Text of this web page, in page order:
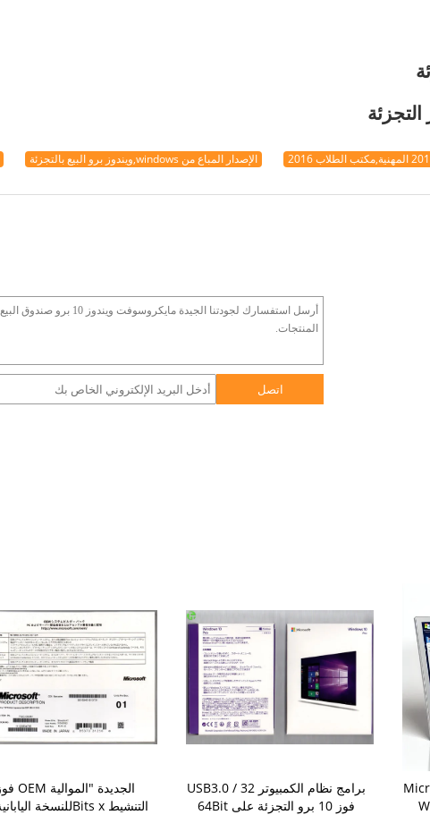
الإصدار المباع من windows,ويندوز برو البيع بالتجزئة
اتصل
USB3.0 برامج نظام الكمبيوتر 32 /
64Bit فوز 10 برو التجزئة على